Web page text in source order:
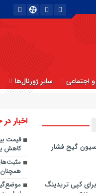
اجتماعی سایر ژورنال‌ها
گیج فشار
کپی‌ تریدینگ
اخبار
قیمت
کاهش